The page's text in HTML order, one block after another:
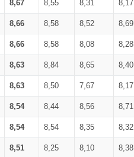
8,67 8,55 8,31 8,17
8,66 8,58 8,52 8,69
8,66 8,58 8,08 8,28
8,63 8,84 8,65 8,40
8,63 8,50 7,67 8,17
8,54 8,44 8,56 8,71
8,54 8,54 8,35 8,32
8,51 8,25 8,10 8,38